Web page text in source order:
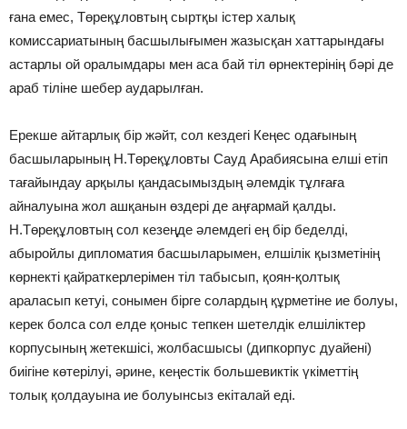
ғана емес, Төреқұловтың сыртқы істер халық
комиссариатының басшылығымен жазысқан хаттарындағы
астарлы ой оралымдары мен аса бай тіл өрнектерінің бәрі де
араб тіліне шебер аударылған.
Ерекше айтарлық бір жәйт, сол кездегі Кеңес одағының
басшыларының Н.Төре­құловты Сауд Арабиясына елші етіп
тағайындау арқылы қандасымыздың әлемдік тұлғаға
айналуына жол ашқанын өздері де аңғармай қалды.
Н.Төреқұловтың сол кезеңде әлемдегі ең бір беделді,
абыройлы дипломатия басшыларымен, елшілік қызметінің
көрнекті қайраткерлерімен тіл табысып, қоян-қолтық
араласып кетуі, сонымен бірге солардың құрметіне ие болуы,
керек болса сол елде қоныс тепкен шетелдік елшіліктер
корпусының жетекшісі, жолбасшысы (дипкорпус дуайені)
биігіне көтерілуі, әрине, кеңестік большевиктік үкіметтің
толық қолдауына ие болуынсыз екіталай еді.